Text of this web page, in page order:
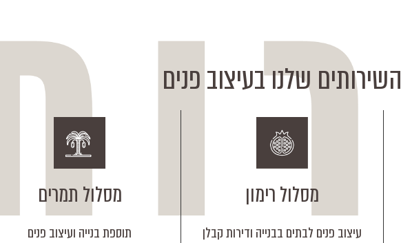
השירותים שלנו בעיצוב פנים
מסלול רימון
עיצוב פנים לבתים בבנייה ודירות קבלן
מסלול תמרים
תוספת בנייה ועיצוב פנים